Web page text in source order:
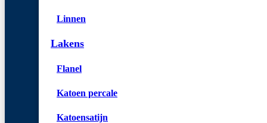
Linnen
Lakens
Flanel
Katoen percale
Katoensatijn